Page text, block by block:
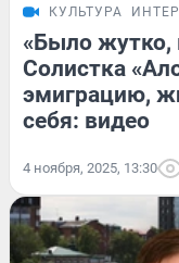
КУЛЬТУРА
«Было жутко,
Солистка
эмиграцию,
себя: видео
4 ноября, 2025, 13:30